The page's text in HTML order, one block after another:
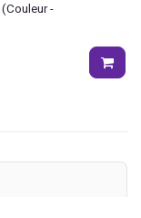
(Couleur -